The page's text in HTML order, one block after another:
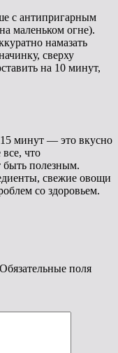
с антипригарным
маленьком огне).
намазать
сверху
на 10 минут,
минут — это вкусно
что
быть полезным.
свежие овощи
со здоровьем.
Обязательные поля